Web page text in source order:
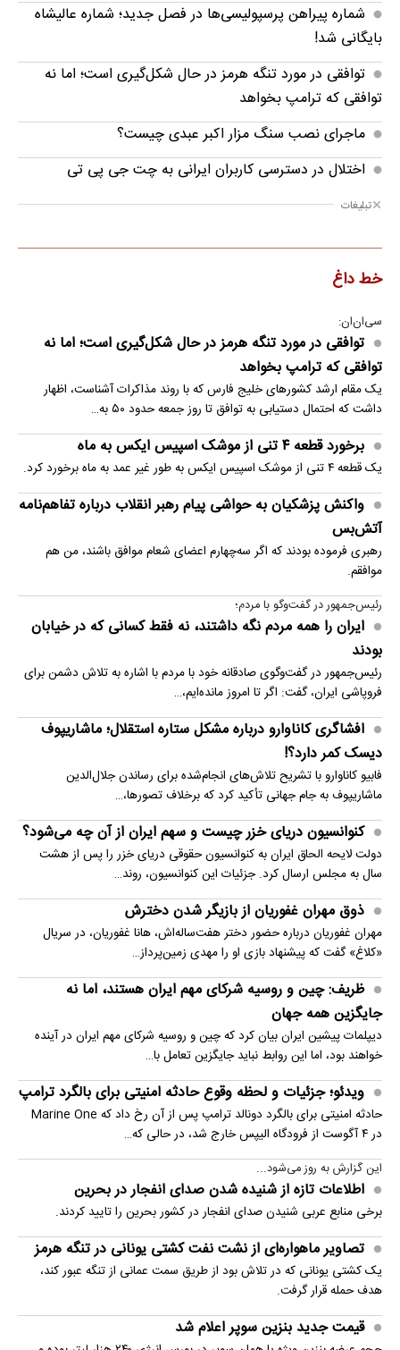
شماره پیراهن پرسپولیسی‌ها در فصل جدید؛ شماره عالیشاه
بایگانی شد!
توافقی در مورد تنگه هرمز در حال شکل‌گیری است؛ اما نه
توافقی که ترامپ بخواهد
ماجرای نصب سنگ مزار اکبر عبدی چیست؟
اختلال در دسترسی کاربران ایرانی به چت جی پی تی
تبلیغات
خط داغ
سی‌ان‌ان:
توافقی در مورد تنگه هرمز در حال شکل‌گیری است؛ اما نه
توافقی که ترامپ بخواهد
یک مقام ارشد کشورهای خلیج فارس که با روند مذاکرات آشناست، اظهار
داشت که احتمال دستیابی به توافق تا روز جمعه حدود ۵۰ به…
برخورد قطعه ۴ تنی از موشک اسپیس ایکس به ماه
یک قطعه ۴ تنی از موشک اسپیس ایکس به طور غیر عمد به ماه برخورد کرد.
واکنش پزشکیان به حواشی پیام رهبر انقلاب درباره تفاهم‌نامه
آتش‌بس
رهبری فرموده بودند که اگر سه‌چهارم اعضای شعام موافق باشند، من هم
موافقم.
رئیس‌جمهور در گفت‌وگو با مردم؛
ایران را همه مردم نگه داشتند، نه فقط کسانی که در خیابان
بودند
رئیس‌جمهور در گفت‌وگوی صادقانه خود با مردم با اشاره به تلاش دشمن برای
فروپاشی ایران، گفت: اگر تا امروز مانده‌ایم،…
افشاگری کاناوارو درباره مشکل ستاره استقلال؛ ماشاریپوف
دیسک کمر دارد؟!
فابیو کاناوارو با تشریح تلاش‌های انجام‌شده برای رساندن جلال‌الدین
ماشاریپوف به جام جهانی تأکید کرد که برخلاف تصورها،…
کنوانسیون دریای خزر چیست و سهم ایران از آن چه می‌شود؟
دولت لایحه الحاق ایران به کنوانسیون حقوقی دریای خزر را پس از هشت
سال به مجلس ارسال کرد. جزئیات این کنوانسیون، روند…
ذوق مهران غفوریان از بازیگر شدن دخترش
مهران غفوریان درباره حضور دختر هفت‌ساله‌اش، هانا غفوریان، در سریال
«کلاغ» گفت که پیشنهاد بازی او را مهدی زمین‌پرداز…
ظریف: چین و روسیه شرکای مهم ایران هستند، اما نه
جایگزین همه جهان
دیپلمات پیشین ایران بیان کرد که چین و روسیه شرکای مهم ایران در آینده
خواهند بود، اما این روابط نباید جایگزین تعامل با…
ویدئو؛ جزئیات و لحظه وقوع حادثه امنیتی برای بالگرد ترامپ
حادثه امنیتی برای بالگرد دونالد ترامپ پس از آن رخ داد که Marine One
در ۴ آگوست از فرودگاه الیپس خارج شد، در حالی که…
این گزارش به روز می‌شود...
اطلاعات تازه از شنیده شدن صدای انفجار در بحرین
برخی منابع عربی شنیدن صدای انفجار در کشور بحرین را تایید کردند.
تصاویر ماهواره‌ای از نشت نفت کشتی یونانی در تنگه هرمز
یک کشتی یونانی که در تلاش بود از طریق سمت عمانی از تنگه عبور کند،
هدف حمله قرار گرفت.
قیمت جدید بنزین سوپر اعلام شد